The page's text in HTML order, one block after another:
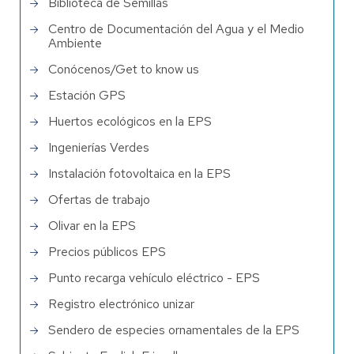
Centro de Documentación del Agua y el Medio
Ambiente
Conócenos/Get to know us
Estación GPS
Huertos ecológicos en la EPS
Ingenierías Verdes
Instalación fotovoltaica en la EPS
Ofertas de trabajo
Olivar en la EPS
Precios públicos EPS
Punto recarga vehículo eléctrico - EPS
Registro electrónico unizar
Sendero de especies ornamentales de la EPS